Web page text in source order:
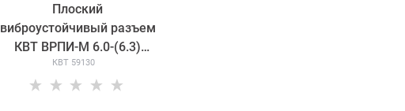
Плоский
виброустойчивый разъем
КВТ ВРПИ-М 6.0-(6.3)
(мама)
КВТ 59130